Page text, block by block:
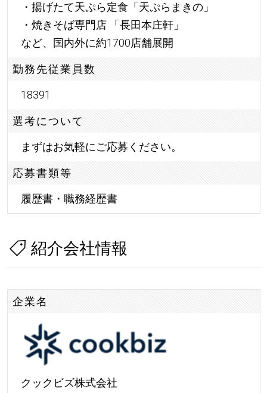
・揚げたて天ぷら定食「天ぷらまきの」
・焼きそば専門店 「長田本庄軒」
など、国内外に約1700店舗展開
勤務先従業員数
18391
選考について
まずはお気軽にご応募ください。
応募書類等
履歴書・職務経歴書
紹介会社情報
企業名
クックビズ株式会社